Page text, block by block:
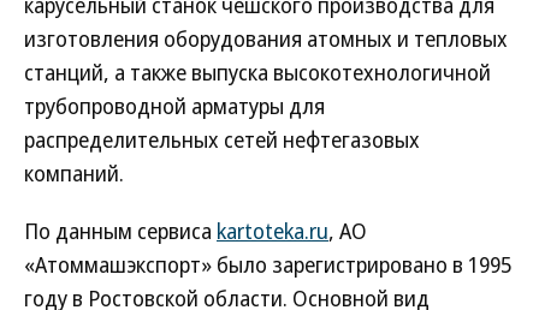
изготовления оборудования атомных и тепловых
станций, а также выпуска высокотехнологичной
трубопроводной арматуры для
распределительных сетей нефтегазовых
компаний.
По данным сервиса kartoteka.ru, АО
«Атоммашэкспорт» было зарегистрировано в 1995
году в Ростовской области. Основной вид